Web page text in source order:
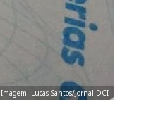
Imagem: Lucas Santos/Jornal DCI